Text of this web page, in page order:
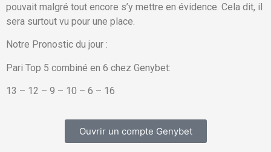
pouvait malgré tout encore s’y mettre en évidence. Cela dit, il
sera surtout vu pour une place.
Notre Pronostic du jour :
Pari Top 5 combiné en 6 chez Genybet:
13 – 12 – 9 – 10 – 6 – 16
Ouvrir un compte Genybet